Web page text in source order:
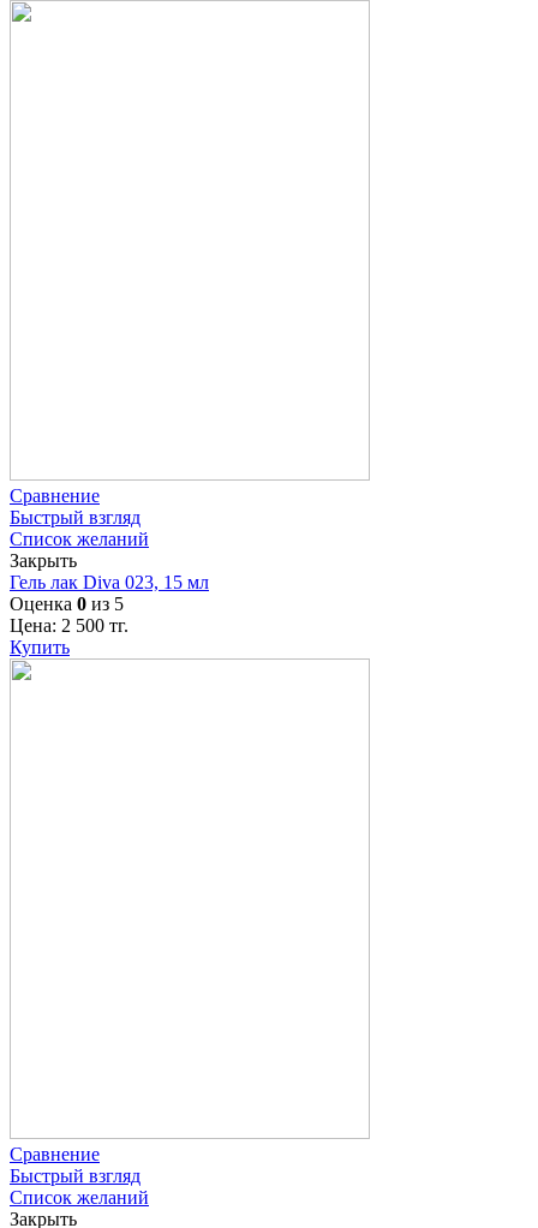
Сравнение
Быстрый взгляд
Список желаний
Закрыть
Гель лак Diva 023, 15 мл
Оценка 0 из 5
Цена: 2 500 тг.
Купить
Сравнение
Быстрый взгляд
Список желаний
Закрыть